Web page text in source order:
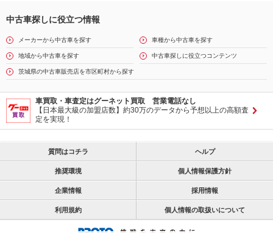
中古車探しに役立つ情報
メーカーから中古車を探す 車種から中古車を探す
地域から中古車を探す 中古車探しに役立つコンテンツ
茨城県の中古車販売店を市区町村から探す
車買取・車査定はグーネット買取 営業電話なし
【日本最大級の加盟店数】約30万のデータから予想以上の高額査
定を実現！
質問はコチラ ヘルプ
推奨環境 個人情報保護方針
企業情報 採用情報
利用規約 個人情報の取扱いについて